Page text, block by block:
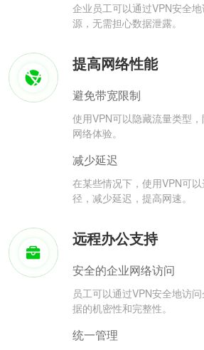
企业员工可以通过VPN安全
源，无需担心数据泄露。
提高网络性能
避免带宽限制
使用VPN可以隐藏流量类型
网络体验。
减少延迟
在某些情况下，使用VPN可
径，减少延迟，提高网速。
远程办公支持
安全的企业网络访问
员工可以通过VPN安全地访
据的机密性和完整性。
统一管理